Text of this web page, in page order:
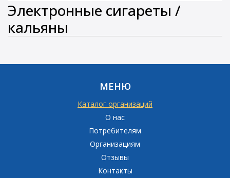
Электронные сигареты /
кальяны
МЕНЮ
Каталог организаций
О нас
Потребителям
Организациям
Отзывы
Контакты